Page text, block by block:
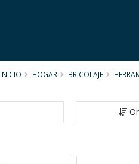
INICIO HOGAR BRICOLAJE